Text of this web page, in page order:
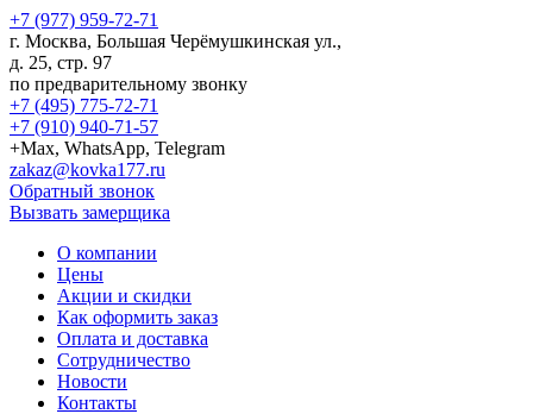
+7 (977) 959-72-71
г. Москва, Большая Черёмушкинская ул.,
д. 25, стр. 97
по предварительному звонку
+7 (495) 775-72-71
+7 (910) 940-71-57
+Max, WhatsApp, Telegram
zakaz@kovka177.ru
Обратный звонок
Вызвать замерщика
О компании
Цены
Акции и скидки
Как оформить заказ
Оплата и доставка
Сотрудничество
Новости
Контакты